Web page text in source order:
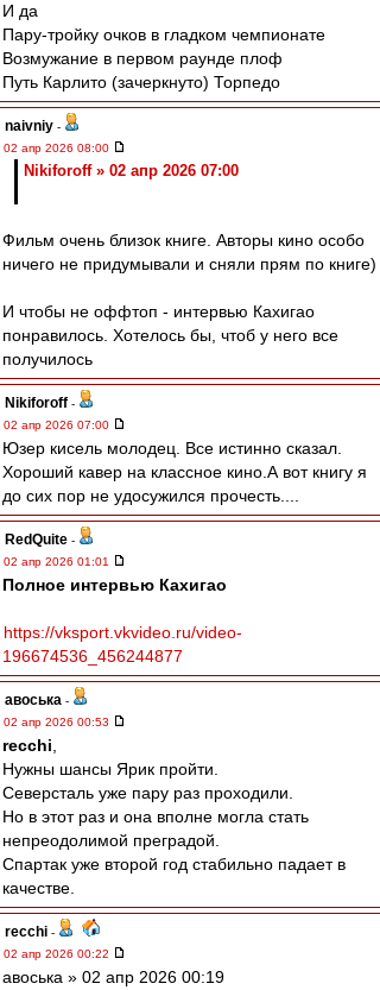
И да
Пару-тройку очков в гладком чемпионате
Возмужание в первом раунде плоф
Путь Карлито (зачеркнуто) Торпедо
naivniy -
02 апр 2026 08:00
Nikiforoff » 02 апр 2026 07:00
Фильм очень близок книге. Авторы кино особо
ничего не придумывали и сняли прям по книге)
И чтобы не оффтоп - интервью Кахигао
понравилось. Хотелось бы, чтоб у него все
получилось
Nikiforoff -
02 апр 2026 07:00
Юзер кисель молодец. Все истинно сказал.
Хороший кавер на классное кино.А вот книгу я
до сих пор не удосужился прочесть....
RedQuite -
02 апр 2026 01:01
Полное интервью Кахигао
https://vksport.vkvideo.ru/video-
196674536_456244877
авоська -
02 апр 2026 00:53
recchi
Нужны шансы Ярик пройти.
Северсталь уже пару раз проходили.
Но в этот раз и она вполне могла стать
непреодолимой преградой.
Спартак уже второй год стабильно падает в
качестве.
recchi -
02 апр 2026 00:22
авоська » 02 апр 2026 00:19